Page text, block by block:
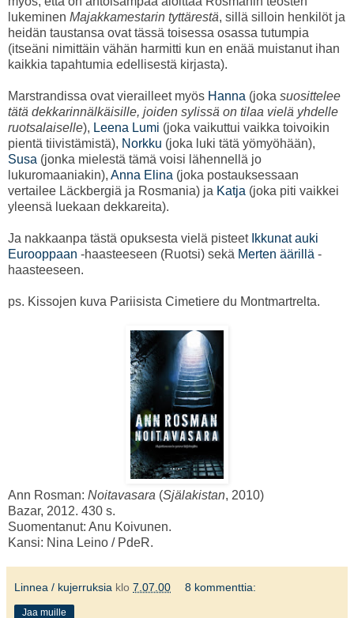
lukeminen Majakkamestarin tyttärestä, sillä silloin henkilöt ja
heidän taustansa ovat tässä toisessa osassa tutumpia
(itseäni nimittäin vähän harmitti kun en enää muistanut ihan
kaikkia tapahtumia edellisestä kirjasta).
Marstrandissa ovat vierailleet myös Hanna (joka suosittelee
tätä dekkarinnälkäisille, joiden sylissä on tilaa vielä yhdelle
ruotsalaiselle), Leena Lumi (joka vaikuttui vaikka toivoikin
pientä tiivistämistä), Norkku (joka luki tätä yömyöhään),
Susa (jonka mielestä tämä voisi lähennellä jo
lukuromaaniakin), Anna Elina (joka postauksessaan
vertailee Läckbergiä ja Rosmania) ja Katja (joka piti vaikkei
yleensä luekaan dekkareita).
Ja nakkaanpa tästä opuksesta vielä pisteet Ikkunat auki
Eurooppaan -haasteeseen (Ruotsi) sekä Merten äärillä -
haasteeseen.
ps. Kissojen kuva Pariisista Cimetiere du Montmartrelta.
Ann Rosman: Noitavasara (Själakistan, 2010)
Bazar, 2012. 430 s.
Suomentanut: Anu Koivunen.
Kansi: Nina Leino / PdeR.
Linnea / kujerruksia klo 7.07.00 8 kommenttia:
Jaa muille